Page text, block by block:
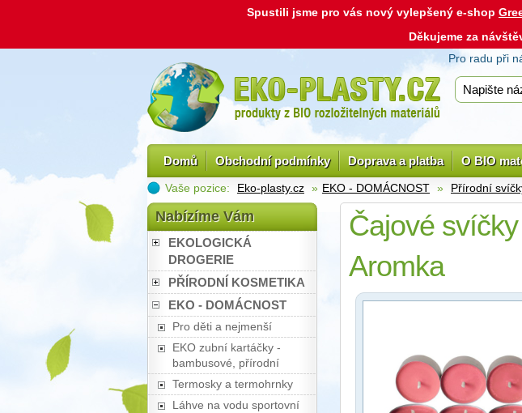
Spustili jsme pro vás nový vylepšený e-shop
Děkujeme za
Pro radu při
Domů Obchodní podmínky Doprava a platba O BIO
Vaše pozice: Eko-plasty.cz » EKO - DOMÁCNOST » Přírodní
Nabízíme Vám
EKOLOGICKÁ
DROGERIE
PŘÍRODNÍ KOSMETIKA
EKO - DOMÁCNOST
Pro děti a nejmenší
EKO zubní kartáčky -
bambusové, přírodní
Termosky a termohrnky
Láhve na vodu sportovní
Čajové
Aromka